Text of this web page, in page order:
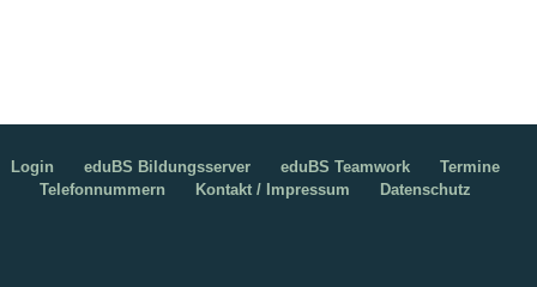
Login eduBS Bildungsserver eduBS Teamwork
Termine
Telefonnummern
Kontakt / Impressum Datenschutz